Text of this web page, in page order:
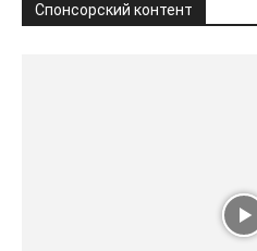
Спонсорский контент